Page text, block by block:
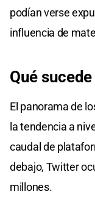
podían verse
influencia de
Qué
El panorama de
la tendencia a
caudal de
debajo, Twitter
millones.